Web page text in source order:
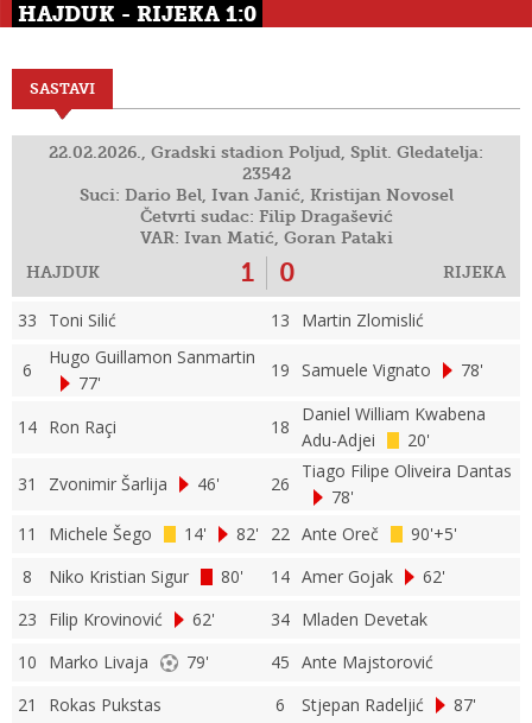
HAJDUK - RIJEKA 1:0
SASTAVI
22.02.2026., Gradski stadion Poljud, Split. Gledatelja:
23542
Suci: Dario Bel, Ivan Janić, Kristijan Novosel
Četvrti sudac: Filip Dragašević
VAR: Ivan Matić, Goran Pataki
HAJDUK
1 RIJEKA
0
33 Toni Silić 13 Martin Zlomislić
6
Hugo Guillamon Sanmartin
77'
19 Samuele Vignato 78'
14 Ron Raçi 18
Daniel William Kwabena
Adu-Adjei
20'
31
Zvonimir Šarlija 46' 26
Tiago Filipe Oliveira Dantas
78'
11
Michele Šego 14' 82' 22 Ante Oreč
90'+5'
8
Niko Kristian Sigur 80' 14 Amer Gojak
62'
23
Filip Krovinović 62' 34 Mladen Devetak
10
Marko Livaja 79' 45 Ante Majstorović
21
Rokas Pukstas 6 Stjepan Radeljić
87'